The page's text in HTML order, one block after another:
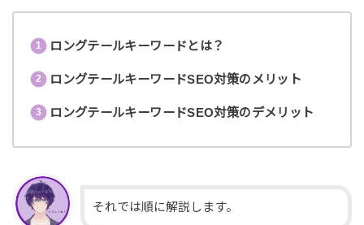
ロングテールキーワードとは？
ロングテールキーワードSEO対策のメリット
ロングテールキーワードSEO対策のデメリット
それでは順に解説します。